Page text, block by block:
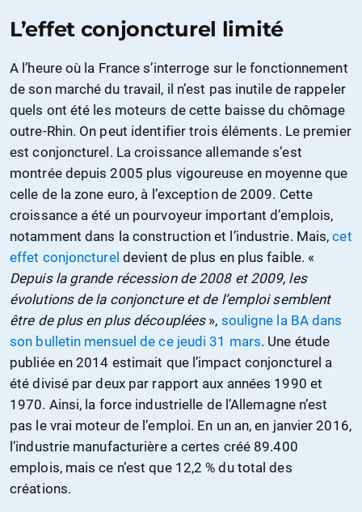
L’effet conjoncturel limité
A l’heure où la France s’interroge sur le fonctionnement
de son marché du travail, il n’est pas inutile de rappeler
quels ont été les moteurs de cette baisse du chômage
outre-Rhin. On peut identifier trois éléments. Le premier
est conjoncturel. La croissance allemande s’est
montrée depuis 2005 plus vigoureuse en moyenne que
celle de la zone euro, à l’exception de 2009. Cette
croissance a été un pourvoyeur important d’emplois,
notamment dans la construction et l’industrie. Mais,cet
effet conjoncturel devient de plus en plus faible. «
Depuis la grande récession de 2008 et 2009, les
évolutions de la conjoncture et de l’emploi semblent
être de plus en plus découplées », souligne la BA dans
son bulletin mensuel de ce jeudi 31 mars. Une étude
publiée en 2014 estimait que l’impact conjoncturel a
été divisé par deux par rapport aux années 1990 et
1970. Ainsi, la force industrielle de l’Allemagne n’est
pas le vrai moteur de l’emploi. En un an, en janvier 2016,
l’industrie manufacturière a certes créé 89.400
emplois, mais ce n’est que 12,2 % du total des
créations.